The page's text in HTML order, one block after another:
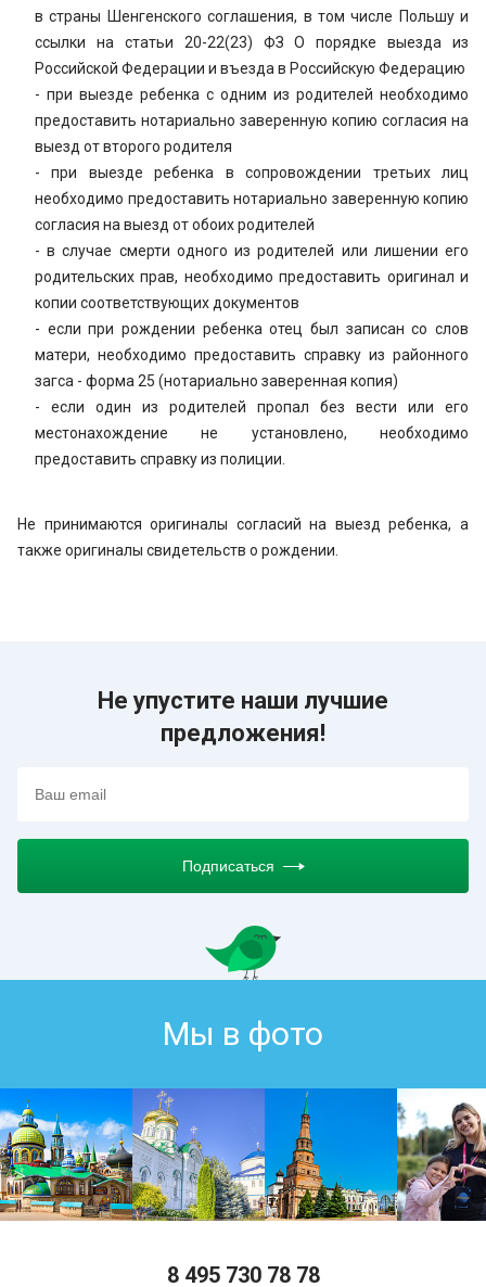
в страны Шенгенского соглашения, в том числе Польшу и
ссылки на статьи 20-22(23) ФЗ О порядке выезда из
Российской Федерации и въезда в Российскую Федерацию
- при выезде ребенка с одним из родителей необходимо
предоставить нотариально заверенную копию согласия на
выезд от второго родителя
- при выезде ребенка в сопровождении третьих лиц
необходимо предоставить нотариально заверенную копию
согласия на выезд от обоих родителей
- в случае смерти одного из родителей или лишении его
родительских прав, необходимо предоставить оригинал и
копии соответствующих документов
- если при рождении ребенка отец был записан со слов
матери, необходимо предоставить справку из районного
загса - форма 25 (нотариально заверенная копия)
- если один из родителей пропал без вести или его
местонахождение не установлено, необходимо
предоставить справку из полиции.
Не принимаются оригиналы согласий на выезд ребенка, а
также оригиналы свидетельств о рождении.
Не упустите наши лучшие
предложения!
Подписаться
Мы в фото
8 495 730 78 78